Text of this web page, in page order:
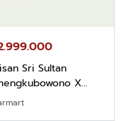
Sri Sultan
X
Karya Rudi